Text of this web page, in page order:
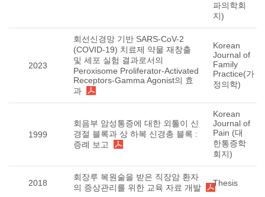
파의학회
지)
2023
회선신경망 기반 SARS-CoV-2
(COVID-19) 치료제 약물 재창출
및 세포 실험 결과로서의
Peroxisome Proliferator-Activated
Receptors-Gamma Agonist의 효
과
Korean
Journal of
Family
Practice(가
정의학)
1999
회음부 암성통증에 대한 외톨이 신
경절 블록과 상 하복 신경총 블록 :
증례 보고
Korean
Journal of
Pain (대
한통증학
회지)
2018
회장루 복원술을 받은 직장암 환자
의 증상관리를 위한 교육 자료 개발
Thesis